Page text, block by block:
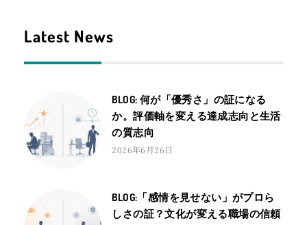
Latest News
BLOG: 何が「優秀さ」の証になる
か。評価軸を変える達成志向と生活
の質志向
2026年6月26日
BLOG:「感情を見せない」がプロら
しさの証？文化が変える職場の信頼